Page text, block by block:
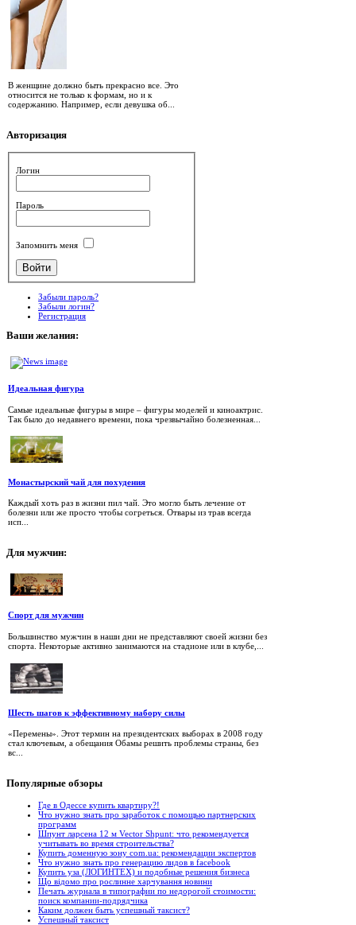
В женщине должно быть прекрасно все. Это
относится не только к формам, но и к
содержанию. Например, если девушка об...
Авторизация
Логин
Пароль
Запомнить меня
Забыли пароль?
Забыли логин?
Регистрация
Ваши желания:
Идеальная фигура
Самые идеальные фигуры в мире – фигуры моделей и киноактрис.
Так было до недавнего времени, пока чрезвычайно болезненная...
Монастырский чай для похудения
Каждый хоть раз в жизни пил чай. Это могло быть лечение от
болезни или же просто чтобы согреться. Отвары из трав всегда
исп...
Для мужчин:
Спорт для мужчин
Большинство мужчин в наши дни не представляют своей жизни без
спорта. Некоторые активно занимаются на стадионе или в клубе,...
Шесть шагов к эффективному набору силы
«Перемены». Этот термин на президентских выборах в 2008 году
стал ключевым, а обещания Обамы решить проблемы страны, без
вс...
Популярные обзоры
Где в Одессе купить квартиру?!
Что нужно знать про заработок с помощью партнерских
программ
Шпунт ларсена 12 м Vector Shpunt: что рекомендуется
учитывать во время строительства?
Купить доменную зону com.ua: рекомендации экспертов
Что нужно знать про генерацию лидов в facebook
Купить уза (ЛОГИНТЕХ) и подобные решения бизнеса
Що відомо про рослинне харчування новини
Печать журнала в типографии по недорогой стоимости:
поиск компании-подрядчика
Каким должен быть успешный таксист?
Успешный таксист